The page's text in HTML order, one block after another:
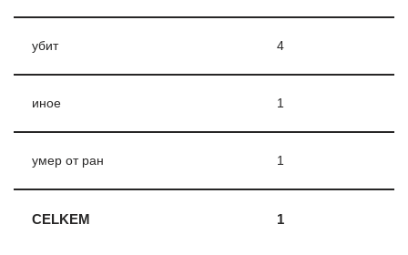
убит 4
иное 1
умер от ран 1
CELKEM 1